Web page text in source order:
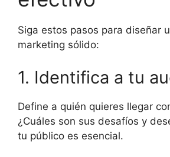
Siga estos pasos para diseñar
marketing sólido:
1. Identifica a tu
Define a quién quieres llegar
¿Cuáles son sus desafíos y
tu público es esencial.